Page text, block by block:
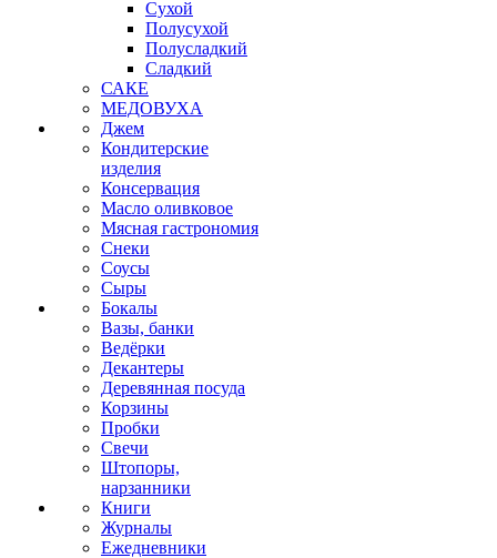
Сухой
Полусухой
Полусладкий
Сладкий
САКЕ
МЕДОВУХА
Джем
Кондитерские
изделия
Консервация
Масло оливковое
Мясная гастрономия
Снеки
Соусы
Сыры
Бокалы
Вазы, банки
Ведёрки
Декантеры
Деревянная посуда
Корзины
Пробки
Свечи
Штопоры,
нарзанники
Книги
Журналы
Ежедневники